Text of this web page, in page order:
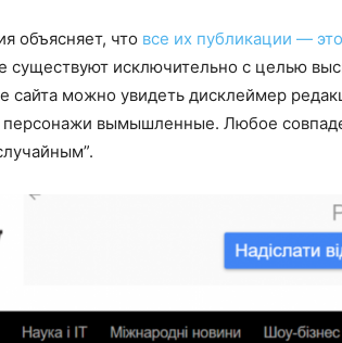
объясняет, что все их публикации —
существуют исключительно с целью
сайта можно увидеть дисклеймер
персонажи вымышленные. Любое